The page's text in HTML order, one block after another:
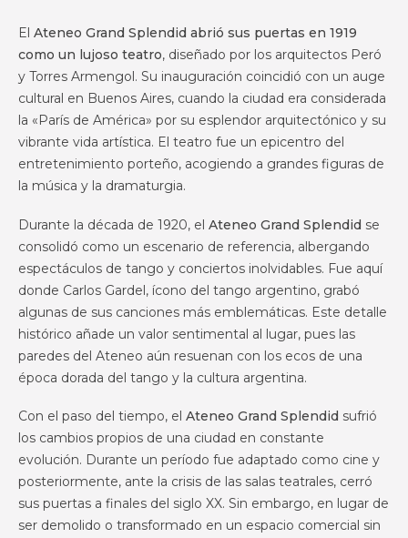
El Ateneo Grand Splendid abrió sus puertas en 1919
como un lujoso teatro, diseñado por los arquitectos Peró
y Torres Armengol. Su inauguración coincidió con un auge
cultural en Buenos Aires, cuando la ciudad era considerada
la «París de América» por su esplendor arquitectónico y su
vibrante vida artística. El teatro fue un epicentro del
entretenimiento porteño, acogiendo a grandes figuras de
la música y la dramaturgia.
Durante la década de 1920, el Ateneo Grand Splendid se
consolidó como un escenario de referencia, albergando
espectáculos de tango y conciertos inolvidables. Fue aquí
donde Carlos Gardel, ícono del tango argentino, grabó
algunas de sus canciones más emblemáticas. Este detalle
histórico añade un valor sentimental al lugar, pues las
paredes del Ateneo aún resuenan con los ecos de una
época dorada del tango y la cultura argentina.
Con el paso del tiempo, el Ateneo Grand Splendid sufrió
los cambios propios de una ciudad en constante
evolución. Durante un período fue adaptado como cine y
posteriormente, ante la crisis de las salas teatrales, cerró
sus puertas a finales del siglo XX. Sin embargo, en lugar de
ser demolido o transformado en un espacio comercial sin